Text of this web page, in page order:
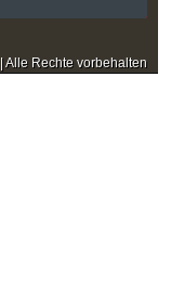
Alle Rechte vorbehalten